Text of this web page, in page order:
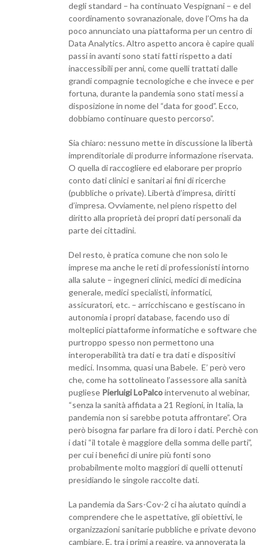
degli standard – ha continuato Vespignani – e del
coordinamento sovranazionale, dove l’Oms ha da
poco annunciato una piattaforma per un centro di
Data Analytics. Altro aspetto ancora è capire quali
passi in avanti sono stati fatti rispetto a dati
inaccessibili per anni, come quelli trattati dalle
grandi compagnie tecnologiche e che invece e per
fortuna, durante la pandemia sono stati messi a
disposizione in nome del “data for good”. Ecco,
dobbiamo continuare questo percorso”.
Sia chiaro: nessuno mette in discussione la libertà
imprenditoriale di produrre informazione riservata.
O quella di raccogliere ed elaborare per proprio
conto dati clinici e sanitari ai fini di ricerche
(pubbliche o private). Libertà d’impresa, diritti
d’impresa. Ovviamente, nel pieno rispetto del
diritto alla proprietà dei propri dati personali da
parte dei cittadini.
Del resto, è pratica comune che non solo le
imprese ma anche le reti di professionisti intorno
alla salute – ingegneri clinici, medici di medicina
generale, medici specialisti, informatici,
assicuratori, etc. – arricchiscano e gestiscano in
autonomia i propri database, facendo uso di
molteplici piattaforme informatiche e software che
purtroppo spesso non permettono una
interoperabilità tra dati e tra dati e dispositivi
medici. Insomma, quasi una Babele. E’ però vero
che, come ha sottolineato l’assessore alla sanità
pugliese Pierluigi LoPalcointervenuto al webinar,
“senza la sanità affidata a 21 Regioni, in Italia, la
pandemia non si sarebbe potuta affrontare”. Ora
però bisogna far parlare fra di loro i dati. Perchè con
i dati “il totale è maggiore della somma delle parti”,
per cui i benefici di unire più fonti sono
probabilmente molto maggiori di quelli ottenuti
presidiando le singole raccolte dati.
La pandemia da Sars-Cov-2 ci ha aiutato quindi a
comprendere che le aspettative, gli obiettivi, le
organizzazioni sanitarie pubbliche e private devono
cambiare. E, tra i primi a reagire, va annoverata la